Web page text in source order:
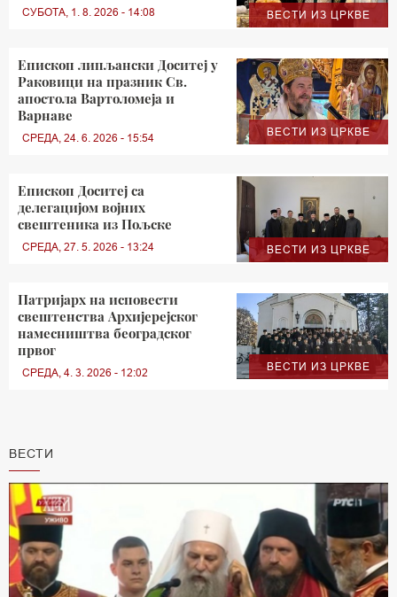
ВЕСТИ ИЗ ЦРКВЕ
СУБОТА, 1. 8. 2026 - 14:08
ВЕСТИ ИЗ ЦРКВЕ
Епископ липљански Доситеј у
Раковици на празник Св.
апостола Вартоломеја и
Варнаве
СРЕДА, 24. 6. 2026 - 15:54
ВЕСТИ ИЗ ЦРКВЕ
Епископ Доситеј са
делегацијом војних
свештеника из Пољске
СРЕДА, 27. 5. 2026 - 13:24
ВЕСТИ ИЗ ЦРКВЕ
Патријарх на исповести
свештенства Архијерејског
намесништва београдског
првог
СРЕДА, 4. 3. 2026 - 12:02
ВЕСТИ